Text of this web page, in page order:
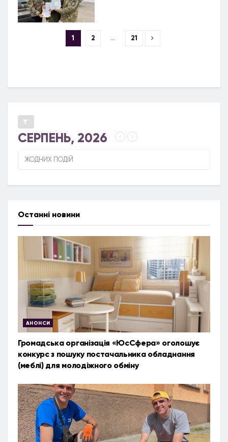
1 2 … 21
СЕРПЕНЬ, 2026
ЖОДНИХ ПОДІЙ
Останні новини
АНОНСИ
Громадська організація «ЮсСфера» оголошує
конкурс з пошуку постачальника обладнання
(меблі) для молодіжного обміну